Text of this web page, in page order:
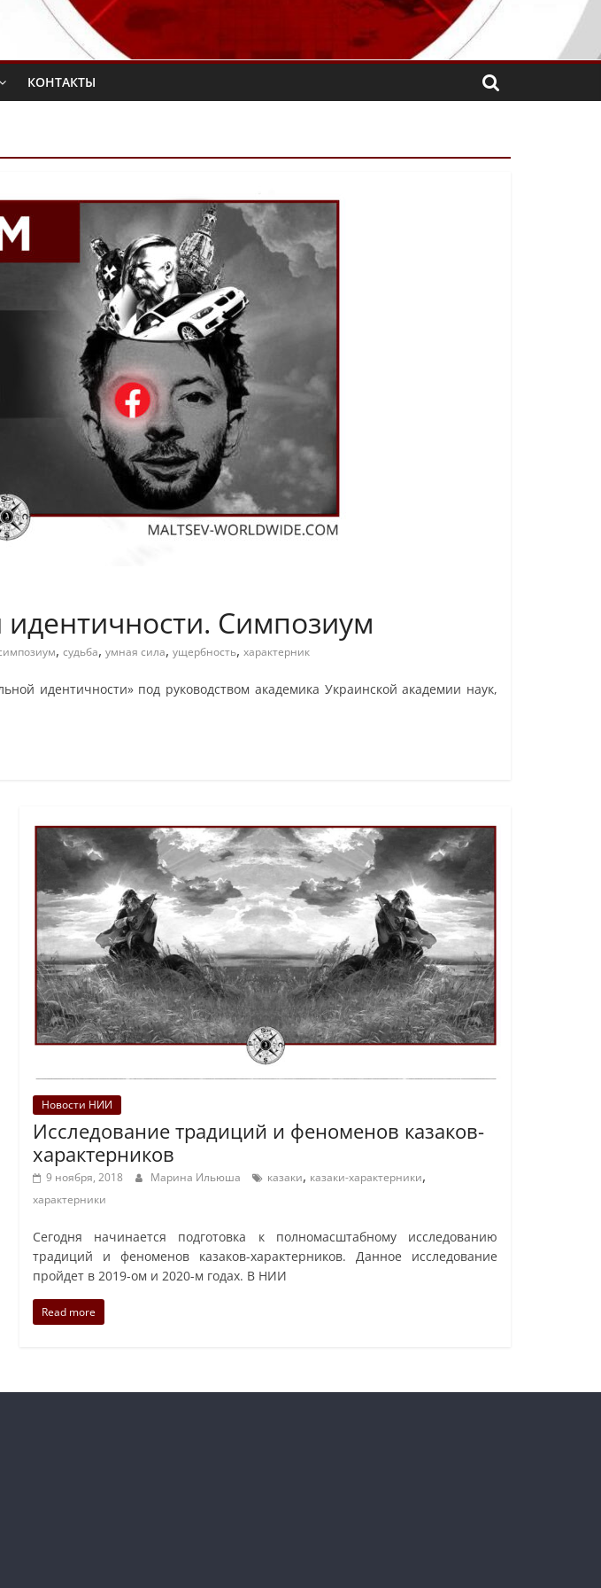
КОНТАКТЫ
Симпозиум
, судьба, умная сила, ущербность, характерник
идентичности» под руководством академика Украинской академии наук,
Новости НИИ
Исследование традиций и феноменов казаков-
характерников
9 ноября, 2018 Марина Ильюша казаки, казаки-характерники,
характерники
Сегодня начинается подготовка к полномасштабному исследованию
традиций и феноменов казаков-характерников. Данное исследование
пройдет в 2019-ом и 2020-м годах. В НИИ
Read more